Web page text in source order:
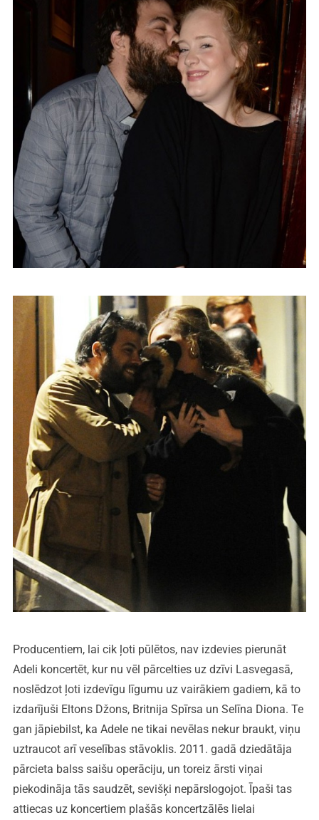
Producentiem, lai cik ļoti pūlētos, nav izdevies pierunāt
Adeli koncertēt, kur nu vēl pārcelties uz dzīvi Lasvegasā,
noslēdzot ļoti izdevīgu līgumu uz vairākiem gadiem, kā to
izdarījuši Eltons Džons, Britnija Spīrsa un Selīna Diona. Te
gan jāpiebilst, ka Adele ne tikai nevēlas nekur braukt, viņu
uztraucot arī veselības stāvoklis. 2011. gadā dziedātāja
pārcieta balss saišu operāciju, un toreiz ārsti viņai
piekodināja tās saudzēt, sevišķi nepārslogojot. Īpaši tas
attiecas uz koncertiem plašās koncertzālēs lielai